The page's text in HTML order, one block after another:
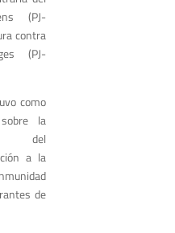
(PJ-
contra
(PJ-
como
la
del
a la
de